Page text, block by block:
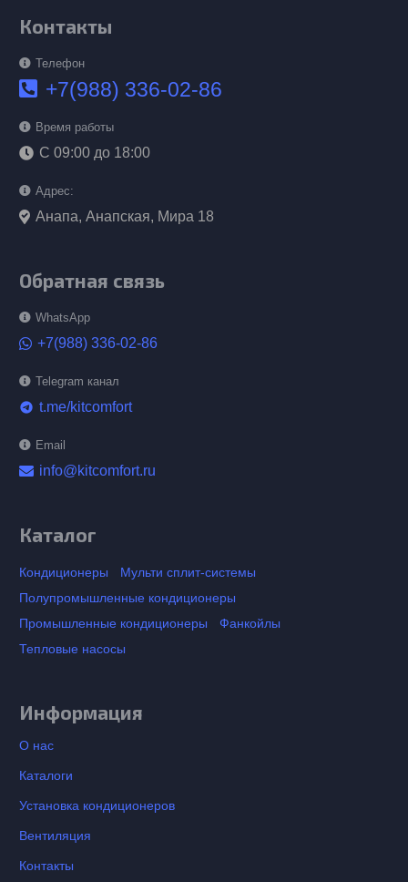
Контакты
Телефон
+7(988) 336-02-86
Время работы
С 09:00 до 18:00
Адрес:
Анапа, Анапская, Мира 18
Обратная связь
WhatsApp
+7(988) 336-02-86
Telegram канал
telegram t.me/kitcomfort
Email
info@kitcomfort.ru
Каталог
Кондиционеры
Мульти сплит-системы
Полупромышленные кондиционеры
Промышленные кондиционеры
Фанкойлы
Тепловые насосы
Информация
О нас
Каталоги
Установка кондиционеров
Вентиляция
Контакты